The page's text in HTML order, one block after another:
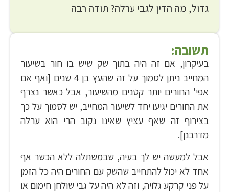
גדול, מה הדין לגבי ערלה? תודה רבה
תשובה:
בעיקרון, אם זה היה בתוך שק שיש בו חור בשיעור
המחייב ניתן לסמוך על זה שהעץ בן 4 שנים [ואף אם
אפי' החורים יותר קטנים מהשיעור, אבל כאשר נצרף
את החורים יגיעו יחד לשיעור המחייב, יש לסמוך על כך
בצירוף זה שאף עציץ שאינו נקוב הרי הוא ערלה
מדרבנן].
אבל למעשה יש לך בעיה, שבמשתלה ללא הכשר אף
אחד לא יכול להתחייב שהשק עם החורים היה כל הזמן
על פני קרקע גלויה, וזה לא היה על גבי שולחן חימום או